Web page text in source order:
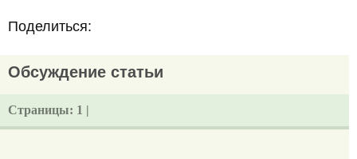
Поделиться:
Обсуждение статьи
Страницы: 1 |